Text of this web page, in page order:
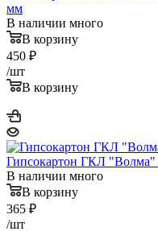
мм
В наличии много
В корзину
450 ₽
/шт
В корзину
Гипсокартон ГКЛ "Волма"
В наличии много
В корзину
365 ₽
/шт